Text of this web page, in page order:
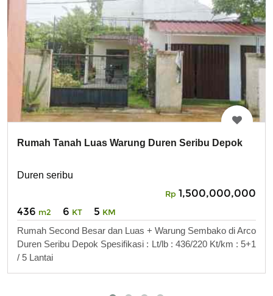
Rumah Tanah Luas Warung Duren Seribu Depok
Duren seribu
Rp 1,500,000,000
436 m2 6 KT 5 KM
Rumah Second Besar dan Luas + Warung Sembako di Arco
Duren Seribu Depok Spesifikasi : Lt/lb : 436/220 Kt/km : 5+1
/ 5 Lantai